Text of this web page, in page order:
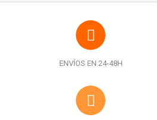
ENVÍOS EN 24-48H